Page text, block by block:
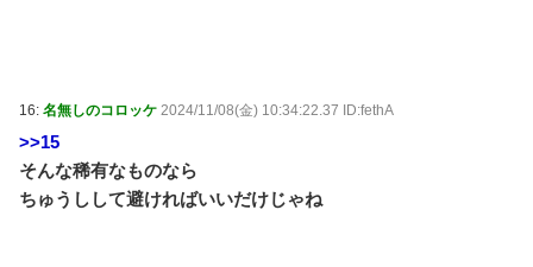
16: 名無しのコロッケ 2024/11/08(金) 10:34:22.37 ID:fethA
>>15
そんな稀有なものなら
ちゅうしして避ければいいだけじゃね